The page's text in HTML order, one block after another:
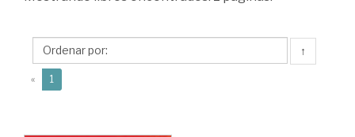
↑
« 1